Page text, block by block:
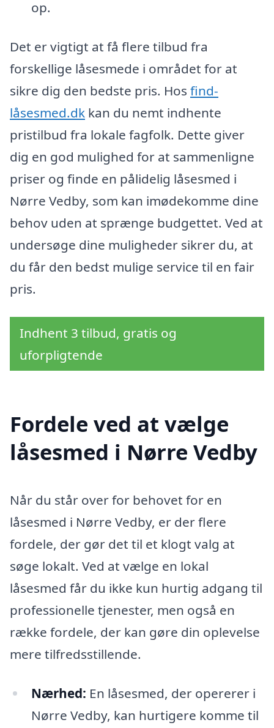
op.
Det er vigtigt at få flere tilbud fra
forskellige låsesmede i området for at
sikre dig den bedste pris. Hos find-
låsesmed.dk kan du nemt indhente
pristilbud fra lokale fagfolk. Dette giver
dig en god mulighed for at sammenligne
priser og finde en pålidelig låsesmed i
Nørre Vedby, som kan imødekomme dine
behov uden at sprænge budgettet. Ved at
undersøge dine muligheder sikrer du, at
du får den bedst mulige service til en fair
pris.
Indhent 3 tilbud, gratis og
uforpligtende
Fordele ved at vælge
låsesmed i Nørre Vedby
Når du står over for behovet for en
låsesmed i Nørre Vedby, er der flere
fordele, der gør det til et klogt valg at
søge lokalt. Ved at vælge en lokal
låsesmed får du ikke kun hurtig adgang til
professionelle tjenester, men også en
række fordele, der kan gøre din oplevelse
mere tilfredsstillende.
Nærhed: En låsesmed, der opererer i
Nørre Vedby, kan hurtigere komme til